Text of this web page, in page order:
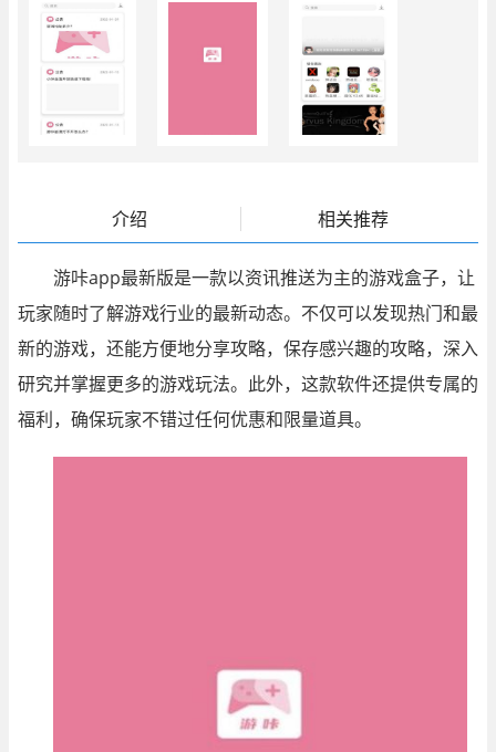
介绍 相关推荐
游咔app最新版是一款以资讯推送为主的游戏盒子，让
玩家随时了解游戏行业的最新动态。不仅可以发现热门和最
新的游戏，还能方便地分享攻略，保存感兴趣的攻略，深入
研究并掌握更多的游戏玩法。此外，这款软件还提供专属的
福利，确保玩家不错过任何优惠和限量道具。